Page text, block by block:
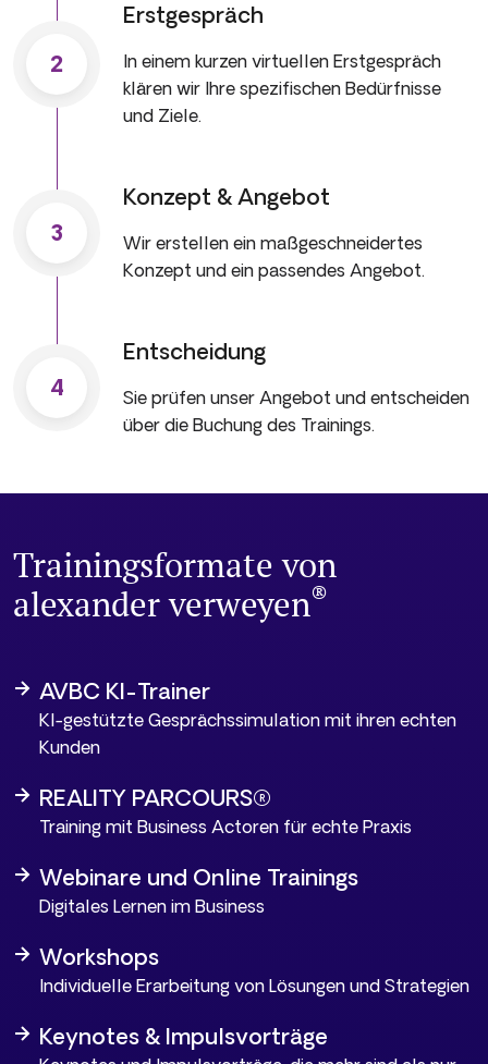
2
Erstgespräch
In einem kurzen virtuellen Erstgespräch
klären wir Ihre spezifischen Bedürfnisse
und Ziele.
3
Konzept & Angebot
Wir erstellen ein maßgeschneidertes
Konzept und ein passendes Angebot.
4
Entscheidung
Sie prüfen unser Angebot und entscheiden
über die Buchung des Trainings.
Trainingsformate von
alexander verweyen®
AVBC KI-Trainer
KI-gestützte Gesprächssimulation mit ihren echten
Kunden
REALITY PARCOURS®
Training mit Business Actoren für echte Praxis
Webinare und Online Trainings
Digitales Lernen im Business
Workshops
Individuelle Erarbeitung von Lösungen und Strategien
Keynotes & Impulsvorträge